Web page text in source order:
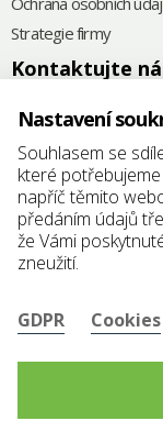
Strategie firmy
Kontaktujte
+420575 571
@
Štefánikova 2664
760 01 Zlín
IČ: 25347942
DIČ: CZ25347942
Nastavení
Souhlasem se
které
napříč těmito
předáním údajů
že Vámi
zneužití.
GDPR Cookies